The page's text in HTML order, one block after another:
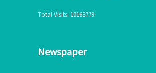
Total Visits: 10163779
Newspaper